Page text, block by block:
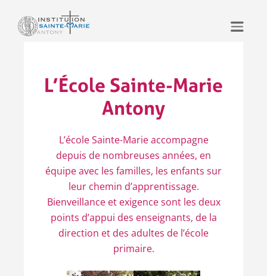
L’École Sainte-Marie
Antony
L’école Sainte-Marie accompagne
depuis de nombreuses années, en
équipe avec les familles, les enfants sur
leur chemin d’apprentissage.
Bienveillance et exigence sont les deux
points d’appui des enseignants, de la
direction et des adultes de l’école
primaire.